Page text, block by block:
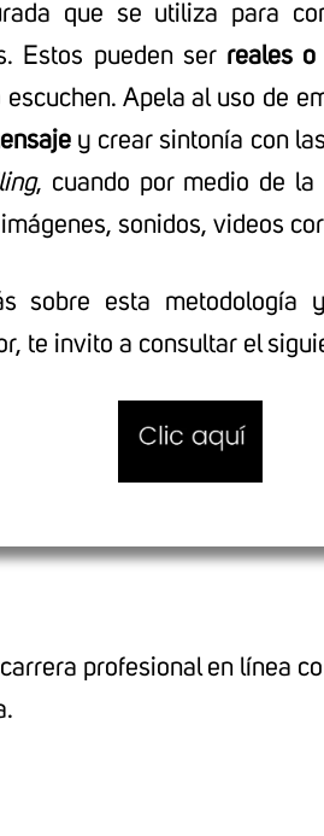
que se utiliza para
Estos pueden serreales o
escuchen. Apela al uso de
y crear sintonía con
, cuando por medio de
sonidos, videos
sobre esta
te invito a consultar el
profesional en línea